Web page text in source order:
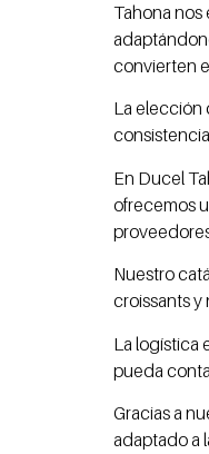
Tahona nos
convierten
La elección
En Ducel
ofrecemos
Nuestro
croissants y
La logística
pueda
Gracias a
adaptado a